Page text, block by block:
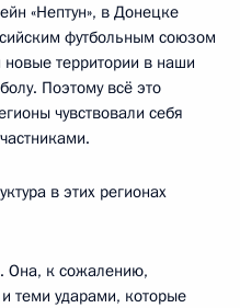
«Нептун», в Донецке
футбольным союзом
новые территории в наши
Поэтому всё это
чувствовали себя
в этих регионах
Она, к сожалению,
теми ударами, которые